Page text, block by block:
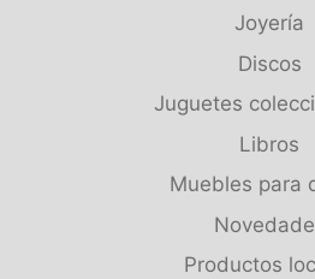
Joyería
Discos
Juguetes
Libros
Muebles para
Productos